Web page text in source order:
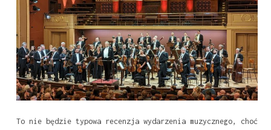
To nie będzie typowa recenzja wydarzenia muzycznego, choć